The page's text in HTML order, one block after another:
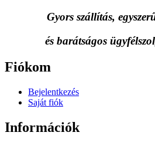
Gyors szállítás,
és barátságos
Fiókom
Bejelentkezés
Saját fiók
Információk